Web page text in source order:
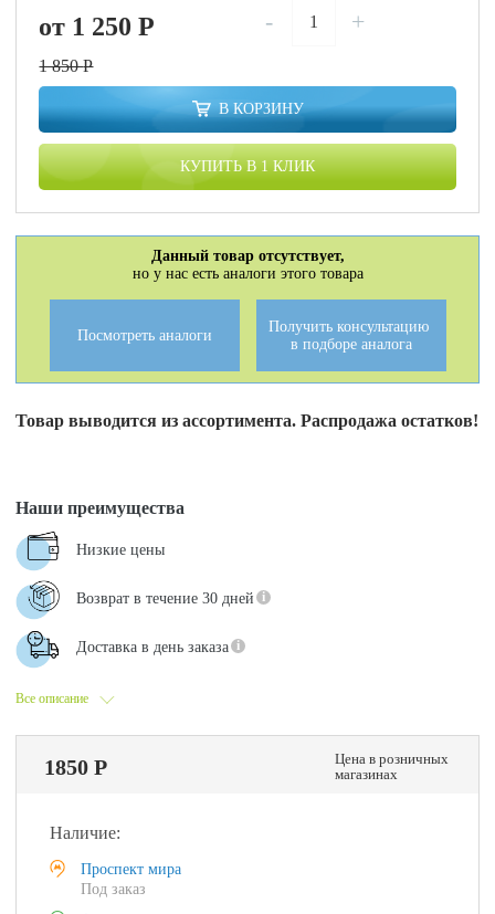
от 1 250P
1 850P
- +
В КОРЗИНУ
КУПИТЬ В 1 КЛИК
Данный товар отсутствует,
но у нас есть аналоги этого товара
Посмотреть аналоги
Получить консультацию
в подборе аналога
Товар выводится из ассортимента. Распродажа остатков!
Все описание
Наши преимущества
Низкие цены
Возврат в течение 30 дней
Доставка в день заказа
1850 Р
Цена в розничных
магазинах
Наличие:
Проспект мира
Под заказ